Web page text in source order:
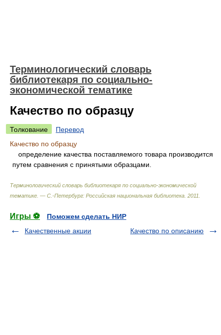
Терминологический словарь
библиотекаря по социально-
экономической тематике
Качество по образцу
Толкование
Перевод
Качество по образцу
определение качества поставляемого товара производится
путем сравнения с принятыми образцами.
Терминологический словарь библиотекаря по социально-экономической
тематике. — С.-Петербург: Российская национальная библиотека 2011
Игры ⚽
Поможем сделать НИР
Качественные акции
Качество по описанию